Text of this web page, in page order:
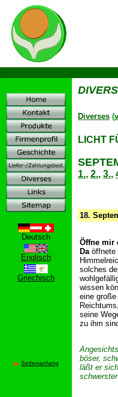
Deutsch
Englisch
Griechisch
Seitenanfang
Diverses (
LICHT
1., 2., 3.,
18.
Öffne mir
Da öffnete
solches
wissen
eine
seine
zu ihm
böser,
läßt er